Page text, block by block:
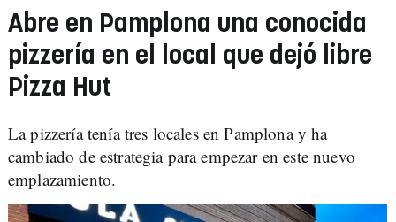
Abre en Pamplona una conocida
pizzería en el local que dejó libre
Pizza Hut
La pizzería tenía tres locales en Pamplona y ha
cambiado de estrategia para empezar en este nuevo
emplazamiento.